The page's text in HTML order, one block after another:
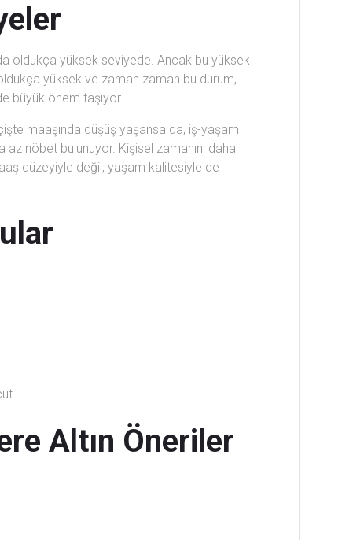
oldukça yüksek seviyede. Ancak bu yüksek
yüksek ve zaman zaman bu durum,
büyük önem taşıyor.
maaşında düşüş yaşansa da, iş-yaşam
nöbet bulunuyor. Kişisel zamanını daha
düzeyiyle değil, yaşam kalitesiyle de
Altın Öneriler